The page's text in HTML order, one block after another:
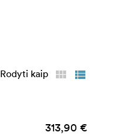
Rodyti kaip
313,90 €